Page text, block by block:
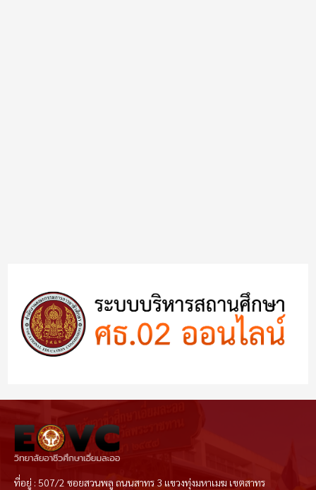
ที่อยู่ : 507/2 ซอยสวนพลู ถนนสาทร 3 แขวงทุ่งมหาเมฆ เขตสาทร